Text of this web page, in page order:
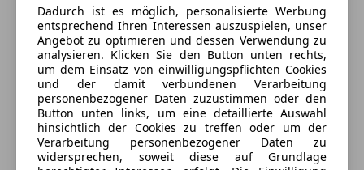
Schadstoffklasse
Euro 6e
Kraftstoff
Benzin
Ausstattung
Komfort
Mehr anzeigen
Dadurch ist es möglich, personalisierte Werbung
entsprechend Ihren Interessen auszuspielen, unser
Angebot zu optimieren und dessen Verwendung zu
analysieren. Klicken Sie den Button unten rechts,
um dem Einsatz von einwilligungspflichten Cookies
und der damit verbundenen Verarbeitung
personenbezogener Daten zuzustimmen oder den
Button unten links, um eine detaillierte Auswahl
hinsichtlich der Cookies zu treffen oder um der
Verarbeitung personenbezogener Daten zu
widersprechen, soweit diese auf Grundlage